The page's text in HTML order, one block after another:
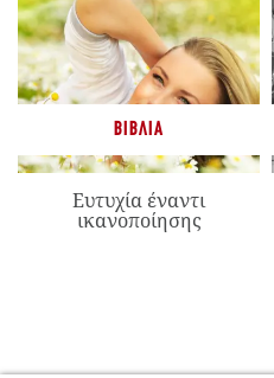
ΒΙΒΛΊΑ
Ευτυχία έναντι
ικανοποίησης